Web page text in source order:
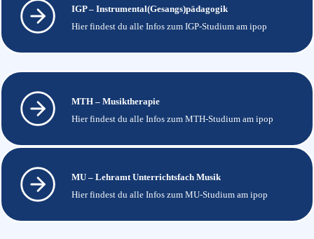
IGP – Instrumental(Gesangs)pädagogik
Hier findest du alle Infos zum IGP-Studium am ipop
MTH – Musiktherapie
Hier findest du alle Infos zum MTH-Studium am ipop
MU – Lehramt Unterrichtsfach Musik
Hier findest du alle Infos zum MU-Studium am ipop